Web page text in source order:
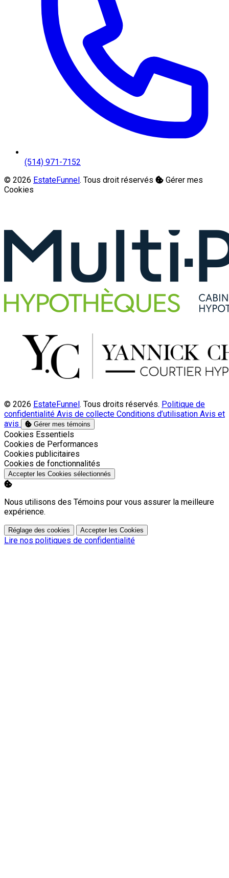
(514) 971-7152
© 2026 EstateFunnel. Tous droit réservés
Gérer mes
Cookies
© 2026 EstateFunnel. Tous droits réservés. Politique de
confidentialité Avis de collecte Conditions d’utilisation Avis et
avis
Gérer mes témoins
Activer
Cookies Essentiels
Activer
Cookies de Performances
Activer
Cookies publicitaires
Activer
Cookies de fonctionnalités
Accepter les Cookies sélectionnés
Nous utilisons des Témoins pour vous assurer la meilleure
expérience.
Réglage des cookies Accepter les Cookies
Lire nos politiques de confidentialité